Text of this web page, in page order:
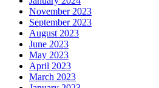
November 2023
September 2023
August 2023
June 2023
May 2023
April 2023
March 2023